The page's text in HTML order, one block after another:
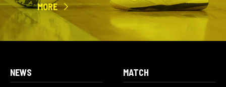
MORE
NEWS MATCH